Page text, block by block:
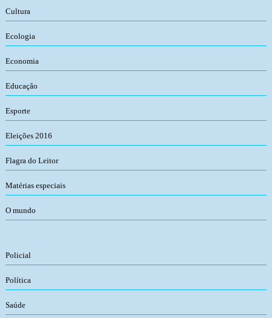
Cultura
Ecologia
Economia
Educação
Esporte
Eleições 2016
Flagra do Leitor
Matérias especiais
O mundo
Policial
Política
Saúde